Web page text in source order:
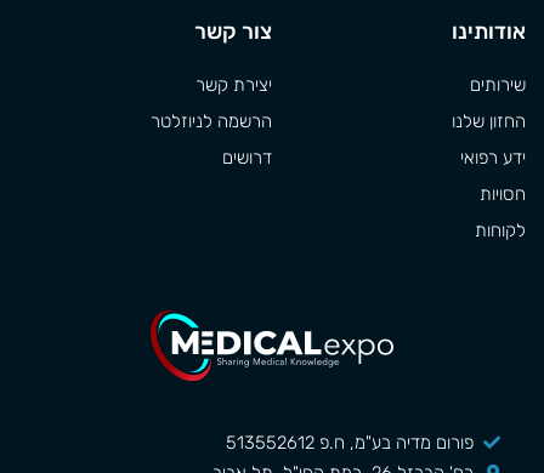
פורום מדיה בע"מ, ח.פ 513552612
אודותינו
שירותים
החזון שלנו
ידע רפואי
חסויות
לקוחות
צור קשר
יצירת קשר
הרשמה לניוזלטר
דרושים